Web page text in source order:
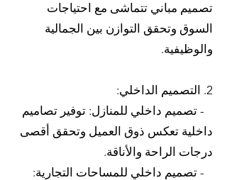
تصميم مباني تتماشى مع احتياجات
السوق وتحقق التوازن بين الجمالية
والوظيفية.
2. التصميم الداخلي:
- تصميم داخلي للمنازل: توفير تصاميم
داخلية تعكس ذوق العميل وتحقق أقصى
درجات الراحة والأناقة.
- تصميم داخلي للمساحات التجارية: